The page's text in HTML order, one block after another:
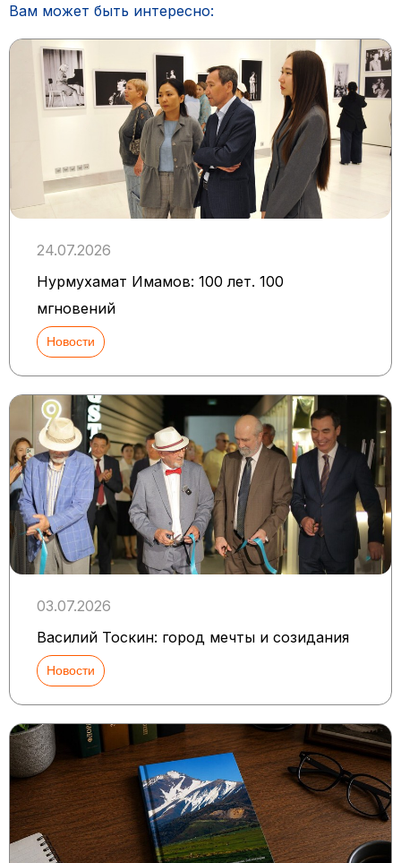
Вам может быть интересно:
24.07.2026
Нурмухамат Имамов: 100 лет. 100
мгновений
Новости
03.07.2026
Василий Тоскин: город мечты и созидания
Новости